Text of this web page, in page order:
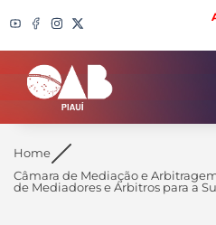
Search
Home
Câmara de Mediação e
de Mediadores e Árbitros para a